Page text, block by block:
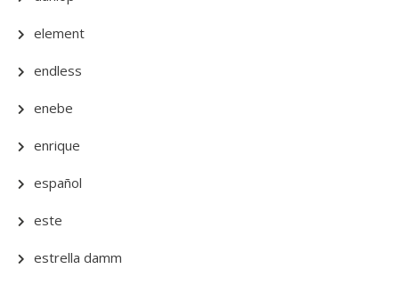
element
endless
enebe
enrique
español
este
estrella damm